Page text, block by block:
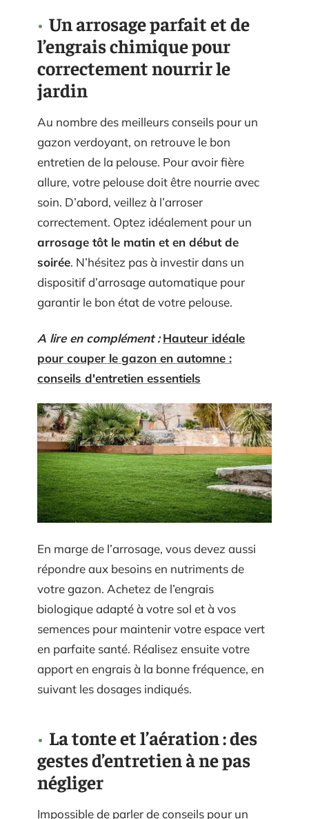
Un arrosage parfait et de
l’engrais chimique pour
correctement nourrir le
jardin
Au nombre des meilleurs conseils pour un
gazon verdoyant, on retrouve le bon
entretien de la pelouse. Pour avoir fière
allure, votre pelouse doit être nourrie avec
soin. D’abord, veillez à l’arroser
correctement. Optez idéalement pour un
arrosage tôt le matin et en début de
soirée. N’hésitez pas à investir dans un
dispositif d’arrosage automatique pour
garantir le bon état de votre pelouse.
A lire en complément : Hauteur idéale
pour couper le gazon en automne :
conseils d'entretien essentiels
En marge de l’arrosage, vous devez aussi
répondre aux besoins en nutriments de
votre gazon. Achetez de l’engrais
biologique adapté à votre sol et à vos
semences pour maintenir votre espace vert
en parfaite santé. Réalisez ensuite votre
apport en engrais à la bonne fréquence, en
suivant les dosages indiqués.
La tonte et l’aération : des
gestes d’entretien à ne pas
négliger
Impossible de parler de conseils pour un